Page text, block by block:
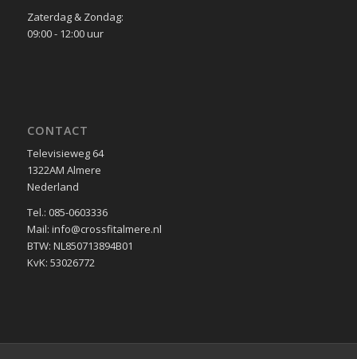
Zaterdag & Zondag:
09:00 - 12:00 uur
CONTACT
Televisieweg 64
1322AM Almere
Nederland
Tel.: 085-0603336
Mail: info@crossfitalmere.nl
BTW: NL850713894B01
KvK: 53026772